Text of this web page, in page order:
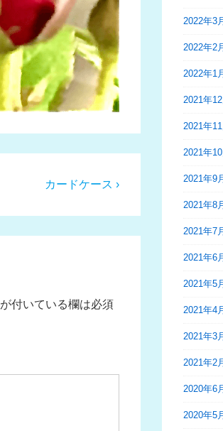
次
カードケース ›
が付いている欄は必須
2022年3
2022年2
2022年1
2021年12
2021年11
2021年10
2021年9
2021年8
2021年7
2021年6
2021年5
2021年4
2021年3
2021年2
2020年6
2020年5